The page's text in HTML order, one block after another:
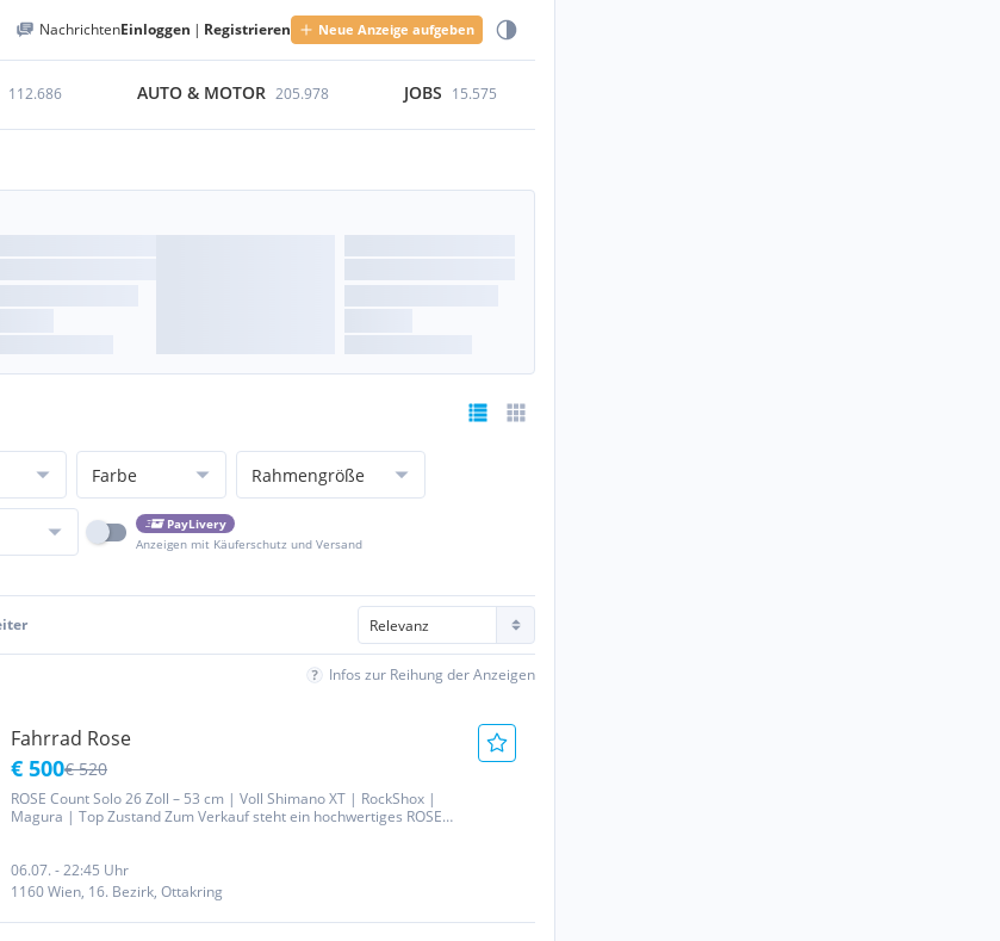
NachrichtenEinloggen | Registrieren Neue Anzeige aufgeben
112.686 AUTO & MOTOR 205.978 JOBS 15.575
Farbe Rahmengröße
PayLivery
Anzeigen mit Käuferschutz und Versand
Infos zur Reihung der Anzeigen
Fahrrad Rose
€ 500€ 520
ROSE Count Solo 26 Zoll – 53 cm | Voll Shimano XT | RockShox |
Magura | Top Zustand Zum Verkauf steht ein hochwertiges ROSE
sowie...
06.07. - 22:45 Uhr
1160 Wien, 16. Bezirk, Ottakring